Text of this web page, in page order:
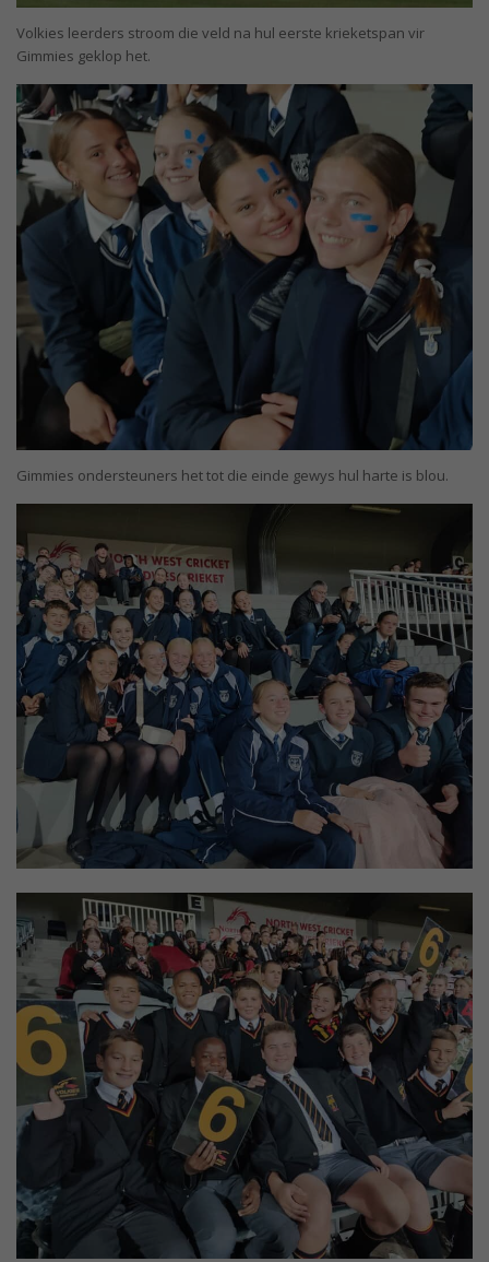
Volkies leerders stroom die veld na hul eerste krieketspan vir
Gimmies geklop het.
Gimmies ondersteuners het tot die einde gewys hul harte is blou.